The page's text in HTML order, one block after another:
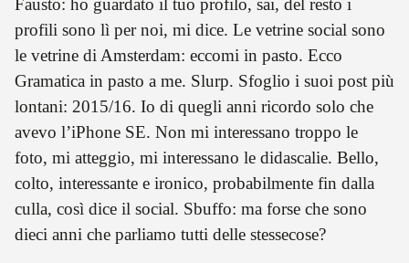
Fausto: ho guardato il tuo profilo, sai, del resto i
profili sono lì per noi, mi dice. Le vetrine social sono
le vetrine di Amsterdam: eccomi in pasto. Ecco
Gramatica in pasto a me. Slurp. Sfoglio i suoi post più
lontani: 2015/16. Io di quegli anni ricordo solo che
avevo l’iPhone SE. Non mi interessano troppo le
foto, mi atteggio, mi interessano le didascalie. Bello,
colto, interessante e ironico, probabilmente fin dalla
culla, così dice il social. Sbuffo: ma forse che sono
dieci anni che parliamo tutti delle stessecose?